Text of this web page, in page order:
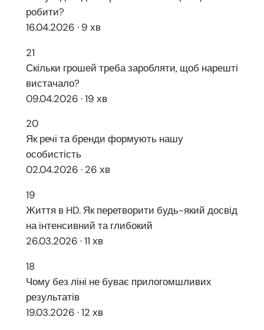
робити?
16.04.2026 · 9 хв
21
Скільки грошей треба заробляти, щоб нарешті
вистачало?
09.04.2026 · 19 хв
20
Як речі та бренди формують нашу
особистість
02.04.2026 · 26 хв
19
Життя в HD. Як перетворити будь-який досвід
на інтенсивний та глибокий
26.03.2026 · 11 хв
18
Чому без ліні не буває прилогомшливих
результатів
19.03.2026 · 12 хв